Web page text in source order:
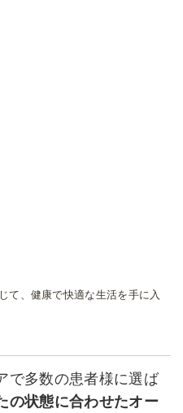
て、健康で快適な生活を手に入
で多数の患者様に選ば
の状態に合わせたオー